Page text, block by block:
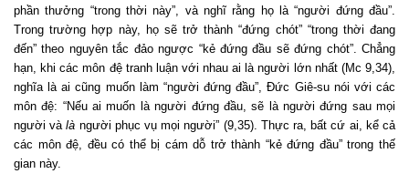
phần thưởng “trong thời này”, và nghĩ rằng họ là “người đứng đầu”.
Trong trường hợp này, họ sẽ trở thành “đứng chót” “trong thời đang
đến” theo nguyên tắc đảo ngược “kẻ đứng đầu sẽ đứng chót”. Chẳng
hạn, khi các môn đệ tranh luận với nhau ai là người lớn nhất (Mc 9,34),
nghĩa là ai cũng muốn làm “người đứng đầu”, Đức Giê-su nói với các
môn đệ: “Nếu ai muốn là người đứng đầu, sẽ là người đứng sau mọi
người vàlà người phục vụ mọi người” (9,35). Thực ra, bất cứ ai, kể cả
các môn đệ, đều có thể bị cám dỗ trở thành “kẻ đứng đầu” trong thế
gian này.